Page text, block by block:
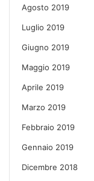
Agosto 2019
Luglio 2019
Giugno 2019
Maggio 2019
Aprile 2019
Marzo 2019
Febbraio 2019
Gennaio 2019
Dicembre 2018